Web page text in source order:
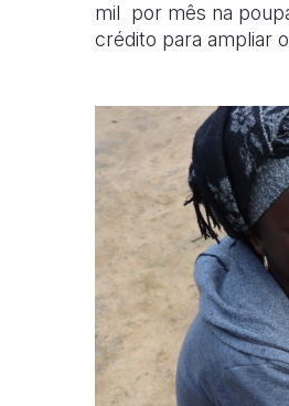
mil por mês na
crédito para ampliar